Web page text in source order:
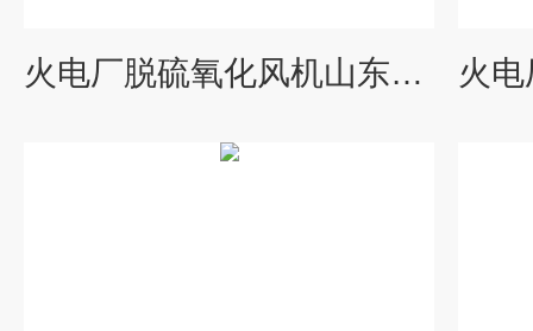
火电厂脱硫氧化风机山东发货